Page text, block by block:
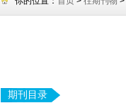
期刊目录